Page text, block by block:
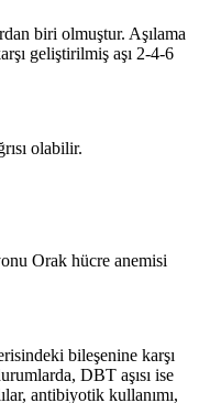
biri olmuştur. Aşılama
geliştirilmiş aşı 2-4-6
olabilir.
Orak hücre anemisi
bileşenine karşı
DBT aşısı ise
antibiyotik kullanımı,